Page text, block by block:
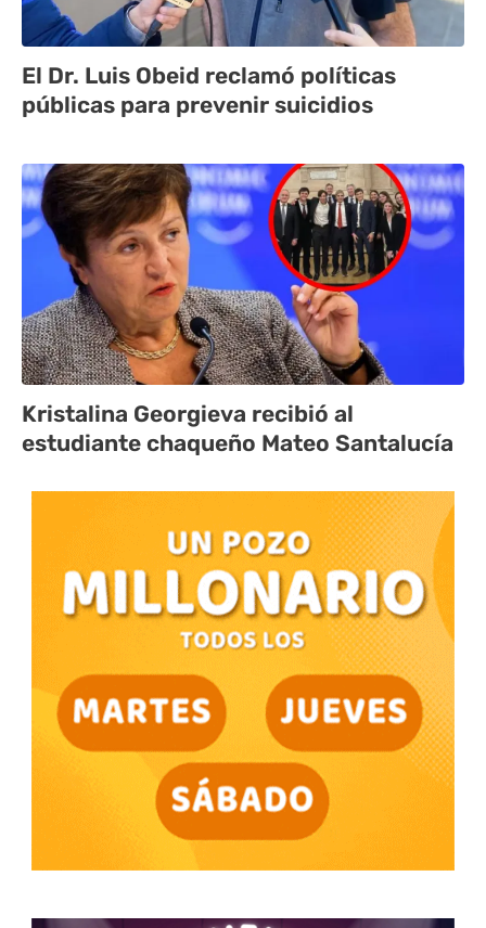
El Dr. Luis Obeid reclamó políticas
públicas para prevenir suicidios
Kristalina Georgieva recibió al
estudiante chaqueño Mateo Santalucía